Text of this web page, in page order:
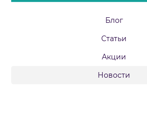
Блог
Статьи
Акции
Новости